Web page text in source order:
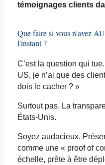
témoignages clients
Que faire si vous n'avez
l'instant ?
C’est la question qui
US, je n’ai que des
dois le cacher ? »
Surtout pas. La
États-Unis.
Soyez audacieux.
comme une « proof of
échelle, prête à être